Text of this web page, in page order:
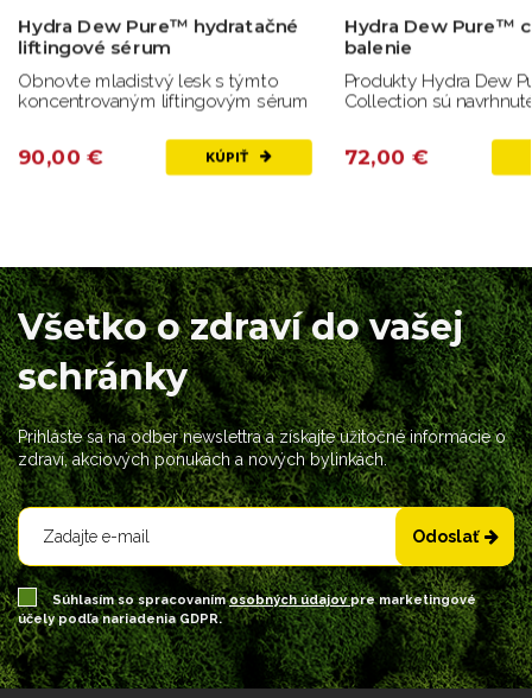
Hydra Dew Pure™ hydratačné
liftingové sérum
Obnovte mladistvý lesk s týmto
koncentrovaným liftingovým sérum
90,00 € KÚPIŤ
Hydra Dew Pure™
balenie
Produkty Hydra Dew
Collection sú
72,00 €
Všetko o zdraví do vašej
schránky
Prihláste sa na odber newslettra a získajte užitočné informácie o
zdraví, akciových ponukách a nových bylinkách.
Odoslať
Súhlasím so spracovanímosobných údajovpre marketingové
účely podľa nariadenia GDPR.